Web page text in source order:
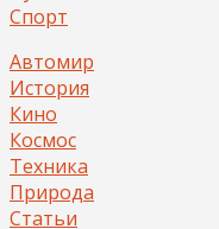
Спорт
Автомир
История
Кино
Космос
Техника
Природа
Статьи